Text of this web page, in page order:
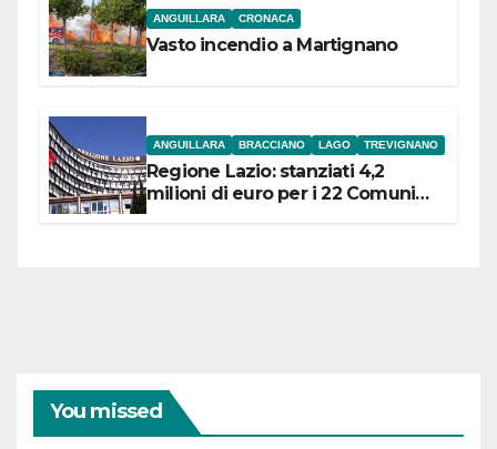
ANGUILLARA CRONACA
Vasto incendio a Martignano
ANGUILLARA BRACCIANO LAGO TREVIGNANO
Regione Lazio: stanziati 4,2
milioni di euro per i 22 Comuni
You missed